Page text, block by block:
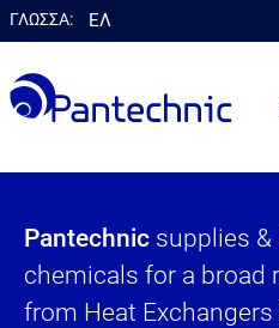
ΓΛΩΣΣΑ: ΕΛ
Pantechnic supplies
chemicals for a broad
from Heat